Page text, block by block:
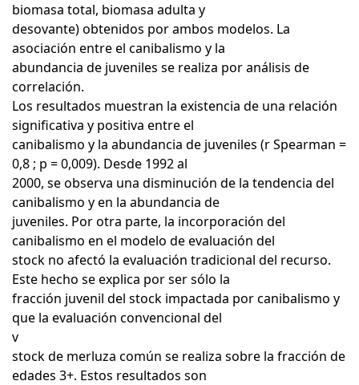
biomasa total, biomasa adulta y
desovante) obtenidos por ambos modelos. La
asociación entre el canibalismo y la
abundancia de juveniles se realiza por análisis de
correlación.
Los resultados muestran la existencia de una relación
significativa y positiva entre el
canibalismo y la abundancia de juveniles (r Spearman =
0,8 ; p = 0,009). Desde 1992 al
2000, se observa una disminución de la tendencia del
canibalismo y en la abundancia de
juveniles. Por otra parte, la incorporación del
canibalismo en el modelo de evaluación del
stock no afectó la evaluación tradicional del recurso.
Este hecho se explica por ser sólo la
fracción juvenil del stock impactada por canibalismo y
que la evaluación convencional del
v
stock de merluza común se realiza sobre la fracción de
edades 3+. Estos resultados son